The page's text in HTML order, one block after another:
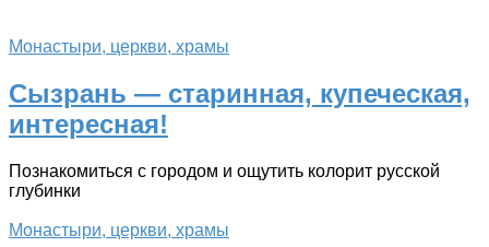
Монастыри, церкви, храмы
Сызрань — старинная, купеческая,
интересная!
Познакомиться с городом и ощутить колорит русской
глубинки
Монастыри, церкви, храмы